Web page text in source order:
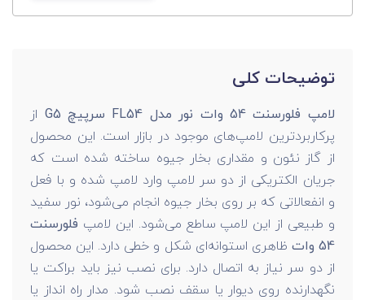
توضیحات کلی
لامپ فلورسنت 54 وات نور مدل FL54 سرپیچ G5
از
پرکاربردترین لامپ‌های موجود در بازار است. این محصول
از گاز نئون و مقداری بخار جیوه ساخته شده است که
جریان الکتریکی از دو سر لامپ وارد لامپ شده و با فعل
و انفعالاتی که بر روی بخار جیوه انجام می‌شود، نور سفید
و طبیعی از این لامپ ساطع می‌شود. این لامپ فلورسنت
54 وات
ظاهری استوانه‌ای شکل و خطی دارد. این محصول
از دو سر نیاز به اتصال دارد. برای نصب نیز باید براکت یا
نگهدارنده روی دیوار یا سقف نصب شود. مدار راه انداز یا